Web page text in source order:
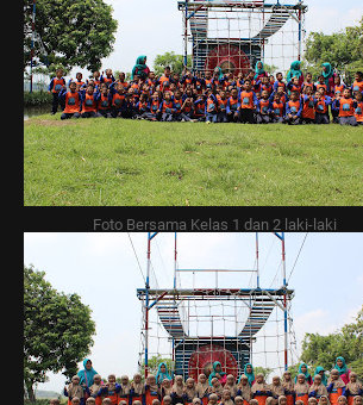
Foto Bersama Kelas 1 dan 2 laki-laki